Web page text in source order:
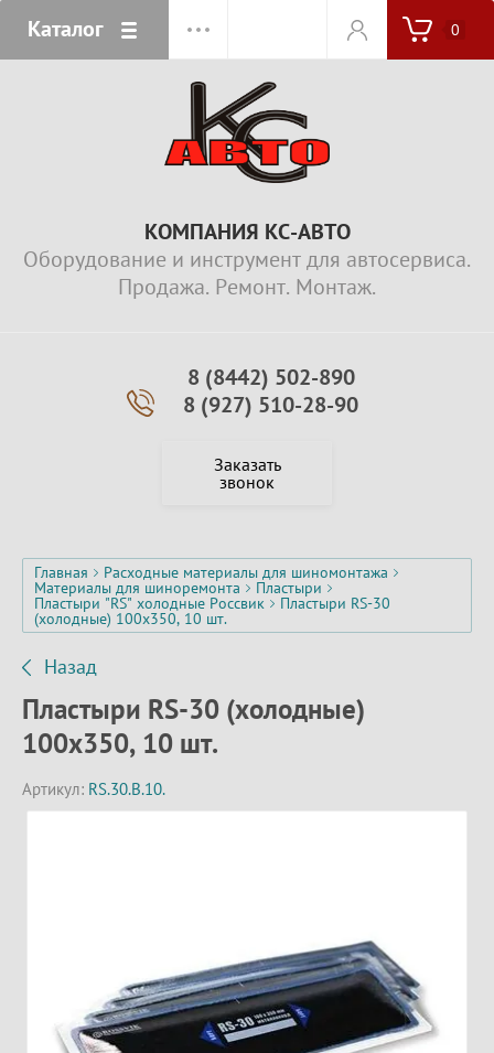
Каталог 0
КОМПАНИЯ КС-АВТО
Оборудование и инструмент для автосервиса.
Продажа. Ремонт. Монтаж.
8 (8442) 502-890
8 (927) 510-28-90
Заказать
звонок
Главная Расходные материалы для шиномонтажа
Материалы для шиноремонта Пластыри
Пластыри "RS" холодные Россвик Пластыри RS-30
(холодные) 100х350, 10 шт.
Назад
Пластыри RS-30 (холодные)
100х350, 10 шт.
Артикул: RS.30.B.10.